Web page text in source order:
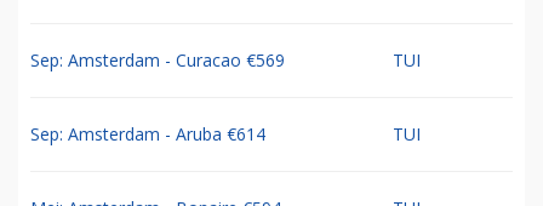
Sep: Amsterdam - Curacao €569 TUI
Sep: Amsterdam - Aruba €614 TUI